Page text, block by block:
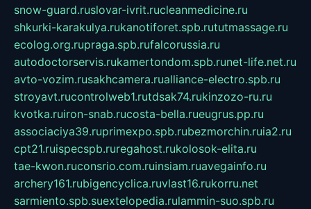
snow-guard.ruslovar-ivrit.rucleanmedicine.ru
shkurki-karakulya.rukanotiforet.spb.rututmassage.ru
ecolog.org.rupraga.spb.rufalcorussia.ru
autodoctorservis.rukamertondom.spb.runet-life.net.ru
avto-vozim.rusakhcamera.rualliance-electro.spb.ru
stroyavt.rucontrolweb1.rutdsak74.rukinzozo-ru.ru
kvotka.ruiron-snab.rucosta-bella.rueugrus.pp.ru
associaciya39.ruprimexpo.spb.rubezmorchin.ruia2.ru
cpt21.ruispecspb.ruregahost.rukolosok-elita.ru
tae-kwon.ruconsrio.com.ruinsiam.ruavegainfo.ru
archery161.rubigencyclica.ruvlast16.rukorru.net
sarmiento.spb.suextelopedia.rulammin-suo.spb.ru